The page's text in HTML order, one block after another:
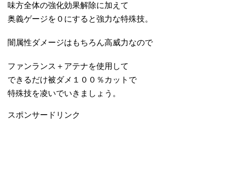
味方全体の強化効果解除に加えて
奥義ゲージを０にすると強力な特殊技。
闇属性ダメージはもちろん高威力なので
ファンランス＋アテナを使用して
できるだけ被ダメ１００％カットで
特殊技を凌いでいきましょう。
スポンサードリンク